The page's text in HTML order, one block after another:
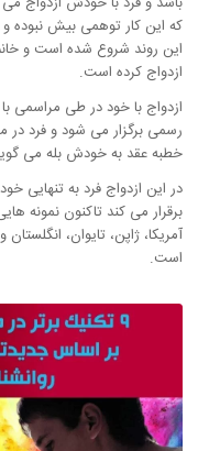
این روند شروع شده است و
ازدواج کرده است.
ازدواج با خود در طی مراسمی
رسمی برگزار می شود و فرد در
خطبه عقد به خودش بله می
در این ازدواج فرد به تنهایی
برقرار می کند تاکنون نمونه
آمریکا، ژاپن، تایوان،
است.